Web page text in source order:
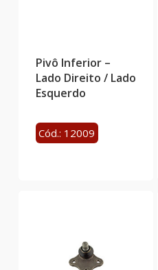
Pivô Inferior –
Lado Direito / Lado
Esquerdo
Cód.: 12009